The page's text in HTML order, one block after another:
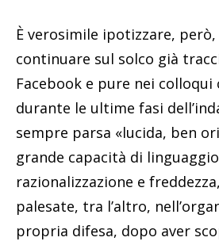
È verosimile ipotizzare, però,
continuare sul solco già
Facebook e pure nei
durante le ultime fasi
sempre parsa «lucida, ben
grande capacità di
razionalizzazione e
palesate, tra l’altro,
propria difesa, dopo aver